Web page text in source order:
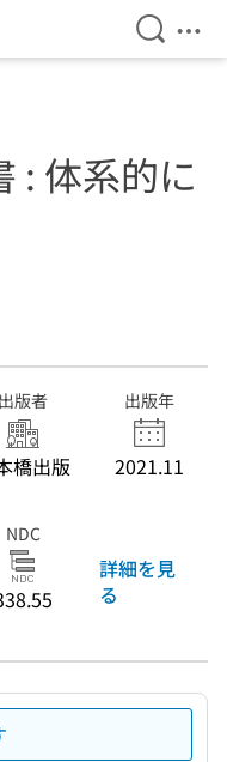
検索を
メ
: 体系的に
出版者
橋出版
出版年
2021.11
NDC
詳細を見
る